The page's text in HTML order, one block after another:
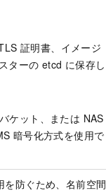
証明書、イメージ
ターの etcd に保存し
ケット、または NAS
暗号化方式を使用で
防ぐため、名前空間